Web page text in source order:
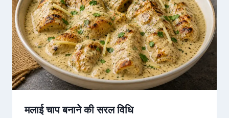
मलाई चाप बनाने की सरल विधि